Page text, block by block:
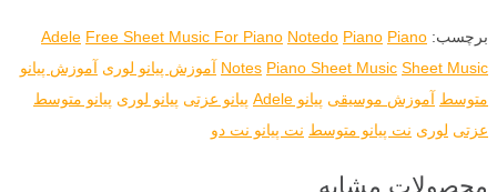
برچسب: Adele Free Sheet Music For Piano Notedo Piano Piano
Notes Piano Sheet Music Sheet Music آموزش پیانو لوری آموزش پیانو
متوسط آموزش موسیقی پیانو Adele پیانو عزتی پیانو لوری پیانو متوسط
عزتی لوری نت پیانو متوسط نت پیانو نت دو
محصولات مشابه